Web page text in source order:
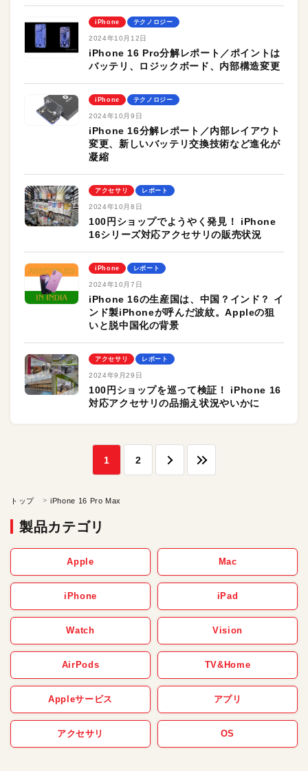
iPhone テクノロジー
2024年10月12日
iPhone 16 Pro分解レポート／ポイントは
バッテリ、ロジックボード、内部構造変更
iPhone テクノロジー
2024年10月9日
iPhone 16分解レポート／内部レイアウト
変更、新しいバッテリ交換技術など進化が
凝縮
アクセサリ レポート
2024年10月8日
100円ショップでようやく発見！ iPhone
16シリーズ対応アクセサリの販売状況
iPhone レポート
2024年10月7日
iPhone 16の生産国は、中国？インド？ イ
ンド製iPhoneが呼んだ波紋。Appleの狙
いと脱中国化の背景
アクセサリ レポート
2024年9月29日
100円ショップを巡って検証！ iPhone 16
対応アクセサリの品揃え状況やいかに
1 2
トップ iPhone 16 Pro Max
製品カテゴリ
Apple Mac
iPhone iPad
Watch Vision
AirPods TV&Home
Appleサービス アプリ
アクセサリ OS